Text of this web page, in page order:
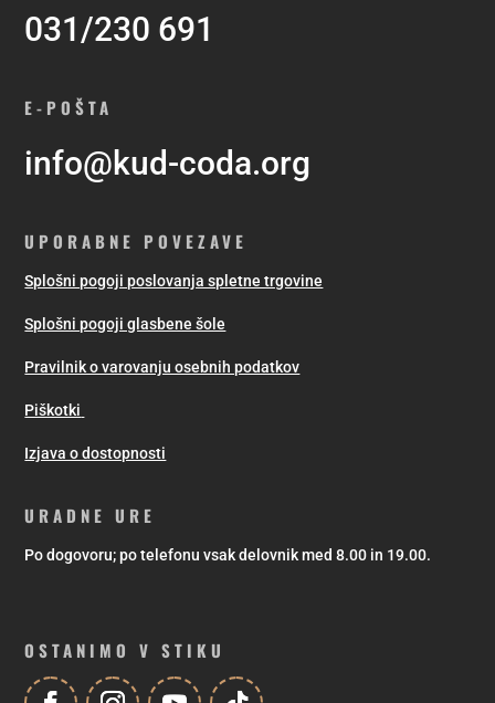
031/230 691
E-POŠTA
info@kud-coda.org
UPORABNE POVEZAVE
Splošni pogoji poslovanja spletne trgovine
Splošni pogoji glasbene šole
Pravilnik o varovanju osebnih podatkov
Piškotki
Izjava o dostopnosti
URADNE URE
Po dogovoru; po telefonu vsak delovnik med 8.00 in 19.00.
OSTANIMO V STIKU